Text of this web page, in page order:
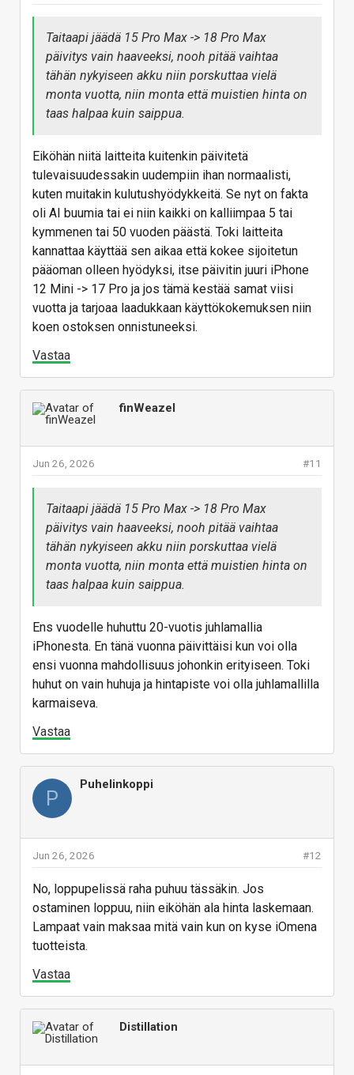
Taitaapi jäädä 15 Pro Max -> 18 Pro Max
päivitys vain haaveeksi, nooh pitää vaihtaa
tähän nykyiseen akku niin porskuttaa vielä
monta vuotta, niin monta että muistien hinta on
taas halpaa kuin saippua.
Eiköhän niitä laitteita kuitenkin päivitetä
tulevaisuudessakin uudempiin ihan normaalisti,
kuten muitakin kulutushyödykkeitä. Se nyt on fakta
oli AI buumia tai ei niin kaikki on kalliimpaa 5 tai
kymmenen tai 50 vuoden päästä. Toki laitteita
kannattaa käyttää sen aikaa että kokee sijoitetun
pääoman olleen hyödyksi, itse päivitin juuri iPhone
12 Mini -> 17 Pro ja jos tämä kestää samat viisi
vuotta ja tarjoaa laadukkaan käyttökokemuksen niin
koen ostoksen onnistuneeksi.
Vastaa
finWeazel
#11
Jun 26, 2026
Taitaapi jäädä 15 Pro Max -> 18 Pro Max
päivitys vain haaveeksi, nooh pitää vaihtaa
tähän nykyiseen akku niin porskuttaa vielä
monta vuotta, niin monta että muistien hinta on
taas halpaa kuin saippua.
Ens vuodelle huhuttu 20-vuotis juhlamallia
iPhonesta. En tänä vuonna päivittäisi kun voi olla
ensi vuonna mahdollisuus johonkin erityiseen. Toki
huhut on vain huhuja ja hintapiste voi olla juhlamallilla
karmaiseva.
Vastaa
P
Puhelinkoppi
#12
Jun 26, 2026
No, loppupelissä raha puhuu tässäkin. Jos
ostaminen loppuu, niin eiköhän ala hinta laskemaan.
Lampaat vain maksaa mitä vain kun on kyse iOmena
tuotteista.
Vastaa
Distillation